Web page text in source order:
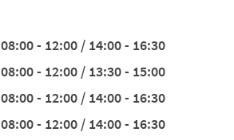
08:00 - 12:00 / 14:00 - 16:30
08:00 - 12:00 / 13:30 - 15:00
08:00 - 12:00 / 14:00 - 16:30
08:00 - 12:00 / 14:00 - 16:30